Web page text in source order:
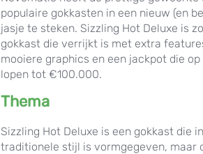
populaire gokkasten in een nieuw (en
jasje te steken. Sizzling Hot Deluxe is
gokkast die verrijkt is met extra
mooiere graphics en een jackpot die op
lopen tot €100.000.
Thema
Sizzling Hot Deluxe is een gokkast die in
traditionele stijl is vormgegeven, maar